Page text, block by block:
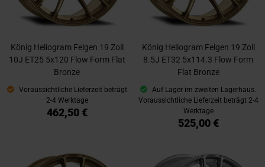
König Heliogram Felgen 19 Zoll
10J ET25 5x120 Flow Form Flat
Bronze
Voraussichtliche Lieferzeit beträgt
2-4 Werktage
462,50 €
König Heliogram Felgen 19 Zoll
8.5J ET32 5x114.3 Flow Form
Flat Bronze
Auf Lager im zweiten Lagerhaus.
Voraussichtliche Lieferzeit beträgt 2-4
Werktage
525,00 €